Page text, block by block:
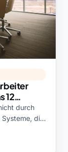
12
durch
die